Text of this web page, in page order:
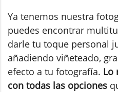
Ya tenemos nuestra
puedes encontrar
darle tu toque personal
añadiendo viñeteado,
efecto a tu fotografía. Lo
con todas las opciones